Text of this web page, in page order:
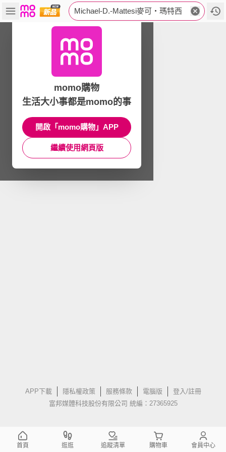
Michael-D.-Mattesi麥可‧瑪特西
APP下載 隱私權政策 服務條款 電腦版
登入/註冊
富邦媒體科技股份有限公司 統編：27365925
momo購物
生活大小事都是momo的事
開啟「momo購物」APP
繼續使用網頁版
首頁 逛逛 追蹤清單 購物車 會員中心